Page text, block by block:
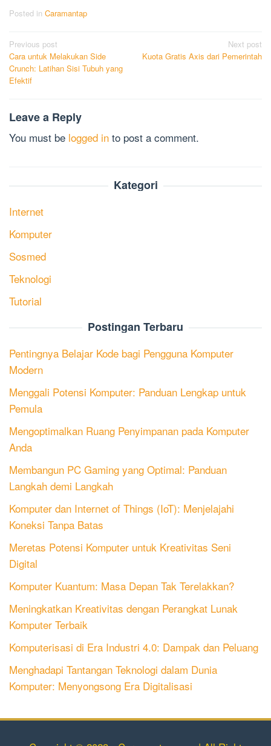
Posted in Caramantap
Post
navigation
Previous post
Cara untuk Melakukan Side
Crunch: Latihan Sisi Tubuh yang
Efektif
Next post
Kuota Gratis Axis dari Pemerintah
Leave a Reply
You must be logged in to post a comment.
Kategori
Internet
Komputer
Sosmed
Teknologi
Tutorial
Postingan Terbaru
Pentingnya Belajar Kode bagi Pengguna Komputer
Modern
Menggali Potensi Komputer: Panduan Lengkap untuk
Pemula
Mengoptimalkan Ruang Penyimpanan pada Komputer
Anda
Membangun PC Gaming yang Optimal: Panduan
Langkah demi Langkah
Komputer dan Internet of Things (IoT): Menjelajahi
Koneksi Tanpa Batas
Meretas Potensi Komputer untuk Kreativitas Seni
Digital
Komputer Kuantum: Masa Depan Tak Terelakkan?
Meningkatkan Kreativitas dengan Perangkat Lunak
Komputer Terbaik
Komputerisasi di Era Industri 4.0: Dampak dan Peluang
Menghadapi Tantangan Teknologi dalam Dunia
Komputer: Menyongsong Era Digitalisasi